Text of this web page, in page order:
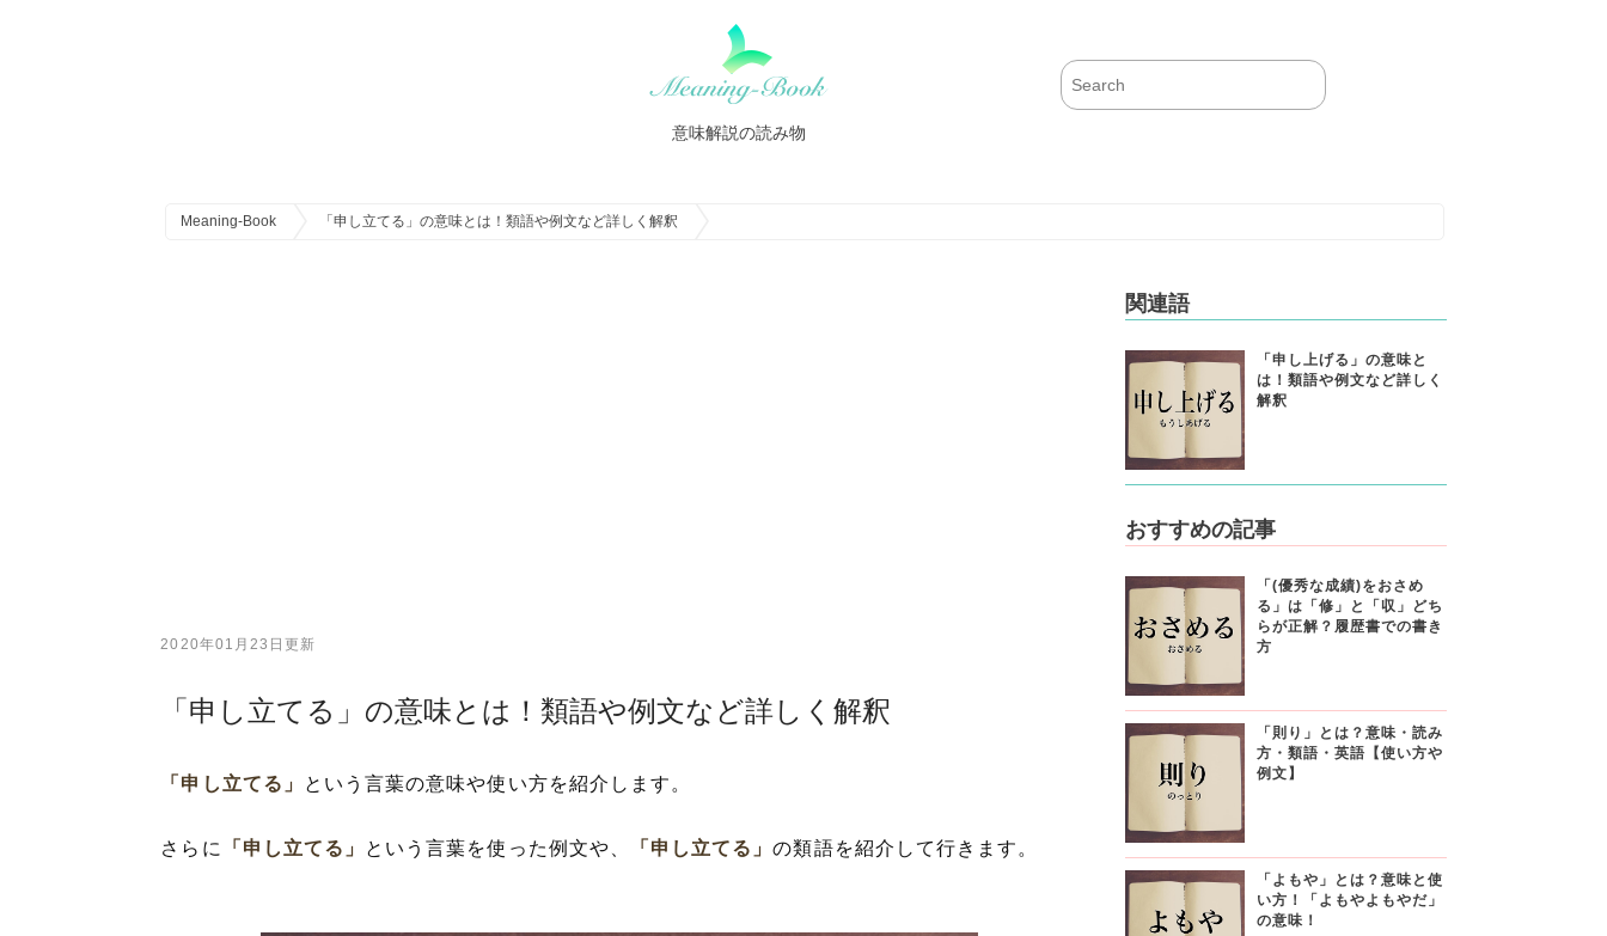
意味解説の読み物
Meaning-Book 「申し立てる」の意味とは！類語や例文など詳しく解釈
2020年01月23日更新
「申し立てる」の意味とは！類語や例文など詳しく解釈
「申し立てる」 という言葉の意味や使い方を紹介します。
さらに 「申し立てる」 という言葉を使った例文や、 「申し立てる」の類語を紹介して行きます。
関連語
「申し上げる」の意味と
は！類語や例文など詳しく
解釈
おすすめの記事
「(優秀な成績)をおさめ
る」は「修」と「収」どち
らが正解？履歴書での書き
方
「則り」とは？意味・読み
方・類語・英語【使い方や
例文】
「よもや」とは？意味と使
い方！「よもやよもやだ」
の意味！